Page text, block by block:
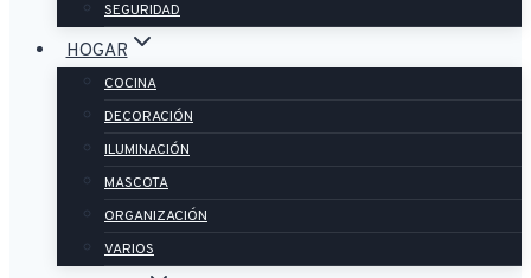
SEGURIDAD
HOGAR
COCINA
DECORACIÓN
ILUMINACIÓN
MASCOTA
ORGANIZACIÓN
VARIOS